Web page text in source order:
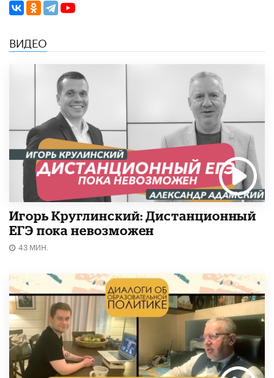
ВИДЕО
Игорь Круглинский: Дистанционный
ЕГЭ пока невозможен
43 МИН.